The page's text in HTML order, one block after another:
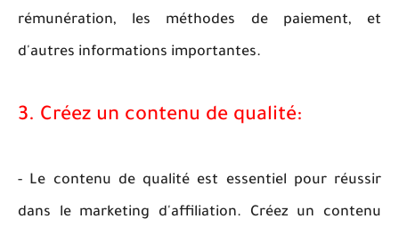
rémunération, les méthodes de paiement, et
d'autres informations importantes.
3. Créez un contenu de qualité:
- Le contenu de qualité est essentiel pour réussir
dans le marketing d'affiliation. Créez un contenu